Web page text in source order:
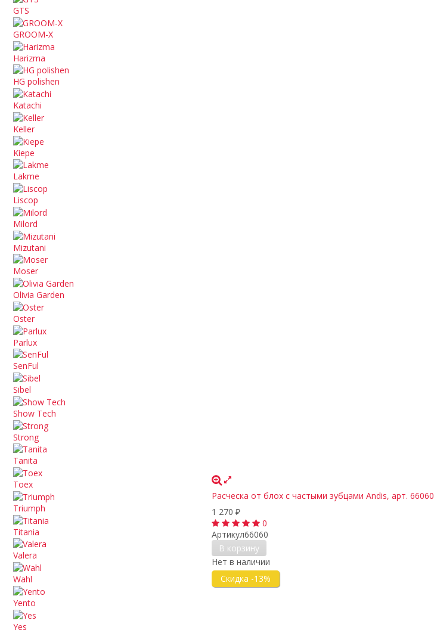
Расческа от блох с частыми зубцами Andis, арт. 66060
1 270 ₽
0
Артикул66060
В корзину
Нет в наличии
Скидка -13%
GTS
GROOM-X
Harizma
HG polishen
Katachi
Keller
Kiepe
Lakme
Liscop
Milord
Mizutani
Moser
Olivia Garden
Oster
Parlux
SenFul
Sibel
Show Tech
Strong
Tanita
Toex
Triumph
Titania
Valera
Wahl
Yento
Yes